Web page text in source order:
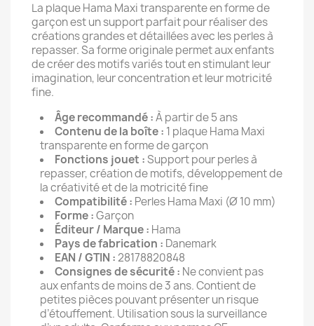
La plaque Hama Maxi transparente en forme de
garçon est un support parfait pour réaliser des
créations grandes et détaillées avec les perles à
repasser. Sa forme originale permet aux enfants
de créer des motifs variés tout en stimulant leur
imagination, leur concentration et leur motricité
fine.
Âge recommandé :À partir de 5 ans
Contenu de la boîte : 1 plaque Hama Maxi
transparente en forme de garçon
Fonctions jouet :Support pour perles à
repasser, création de motifs, développement de
la créativité et de la motricité fine
Compatibilité : Perles Hama Maxi (Ø 10 mm)
Forme :Garçon
Éditeur / Marque : Hama
Pays de fabrication : Danemark
EAN / GTIN :28178820848
Consignes de sécurité : Ne convient pas
aux enfants de moins de 3 ans. Contient de
petites pièces pouvant présenter un risque
d’étouffement. Utilisation sous la surveillance